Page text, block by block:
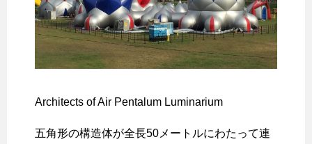
Architects of Air Pentalum Luminarium
五角形の構造体が全長50メートルにわたって連